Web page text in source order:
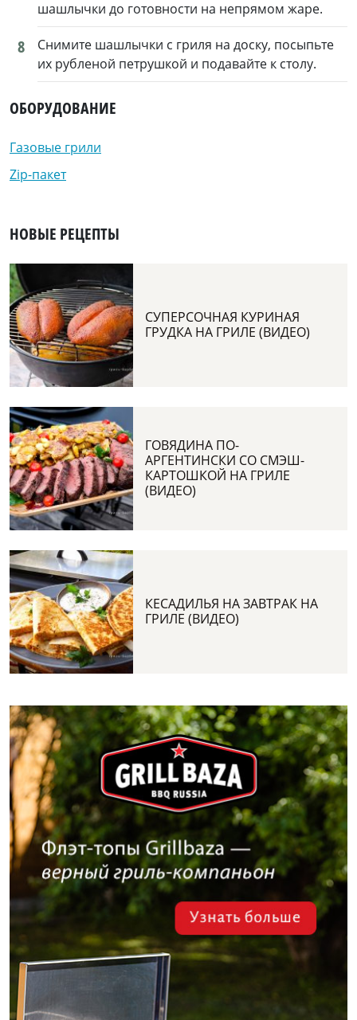
ОБОРУДОВАНИЕ
Газовые грили
Zip-пакет
НОВЫЕ РЕЦЕПТЫ
СУПЕРСОЧНАЯ КУРИНАЯ
ГРУДКА НА ГРИЛЕ (ВИДЕО)
ГОВЯДИНА ПО-
АРГЕНТИНСКИ СО СМЭШ-
КАРТОШКОЙ НА ГРИЛЕ
(ВИДЕО)
КЕСАДИЛЬЯ НА ЗАВТРАК НА
ГРИЛЕ (ВИДЕО)
шашлычки до готовности на непрямом жаре.
8
Снимите шашлычки с гриля на доску, посыпьте
их рубленой петрушкой и подавайте к столу.